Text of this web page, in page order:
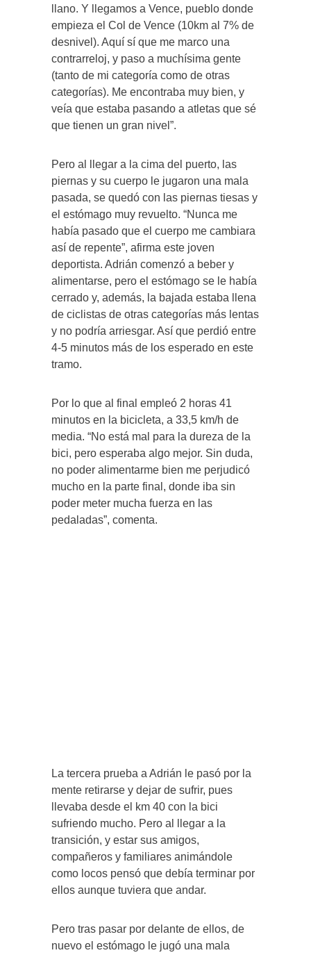
llano. Y llegamos a Vence, pueblo donde
empieza el Col de Vence (10km al 7% de
desnivel). Aquí sí que me marco una
contrarreloj, y paso a muchísima gente
(tanto de mi categoría como de otras
categorías). Me encontraba muy bien, y
veía que estaba pasando a atletas que sé
que tienen un gran nivel”.
Pero al llegar a la cima del puerto, las
piernas y su cuerpo le jugaron una mala
pasada, se quedó con las piernas tiesas y
el estómago muy revuelto. “Nunca me
había pasado que el cuerpo me cambiara
así de repente”, afirma este joven
deportista. Adrián comenzó a beber y
alimentarse, pero el estómago se le había
cerrado y, además, la bajada estaba llena
de ciclistas de otras categorías más lentas
y no podría arriesgar. Así que perdió entre
4-5 minutos más de los esperado en este
tramo.
Por lo que al final empleó 2 horas 41
minutos en la bicicleta, a 33,5 km/h de
media. “No está mal para la dureza de la
bici, pero esperaba algo mejor. Sin duda,
no poder alimentarme bien me perjudicó
mucho en la parte final, donde iba sin
poder meter mucha fuerza en las
pedaladas”, comenta.
La tercera prueba a Adrián le pasó por la
mente retirarse y dejar de sufrir, pues
llevaba desde el km 40 con la bici
sufriendo mucho. Pero al llegar a la
transición, y estar sus amigos,
compañeros y familiares animándole
como locos pensó que debía terminar por
ellos aunque tuviera que andar.
Pero tras pasar por delante de ellos, de
nuevo el estómago le jugó una mala